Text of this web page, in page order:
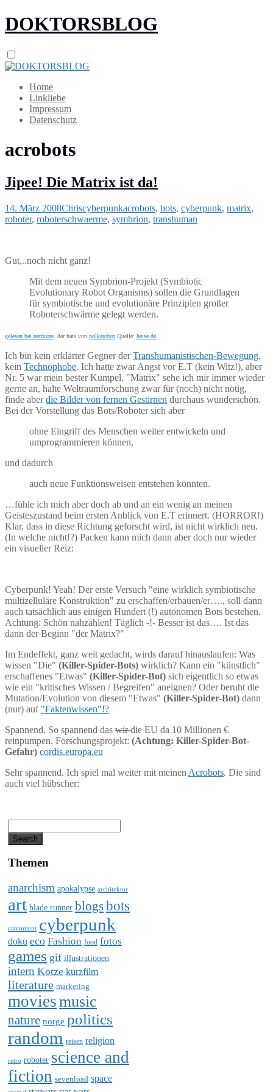
DOKTORSBLOG
Home
Linkliebe
Impressum
Datenschutz
acrobots
Jipee! Die Matrix ist da!
14. März 2008Chriscyberpunkacrobots, bots, cyberpunk, matrix,
roboter, roboterschwaerme, symbrion, transhuman
Gut,..noch nicht ganz!
Mit dem neuen Symbrion-Projekt (Symbiotic
Evolutionary Robot Organisms) sollen die Grundlagen
für symbiotische und evolutionäre Prinzipien großer
Roboterschwärme gelegt werden.
gelesen bei nerdcore . der hats von polkarobot Quelle: heise.de
Ich bin kein erklärter Gegner derTranshumanistischen-Bewegung,
kein Technophobe. Ich hatte zwar Angst vor E.T (kein Witz!), aber
Nr. 5 war mein bester Kumpel. "Matrix" sehe ich mir immer wieder
gerne an, halte Weltraumforschung zwar für (noch) nicht nötig,
finde aberdie Bilder von fernen Gestirnen durchaus wunderschön.
Bei der Vorstellung das Bots/Roboter sich aber
ohne Eingriff des Menschen weiter entwickeln und
umprogrammieren können,
und dadurch
auch neue Funktionsweisen entstehen könnten.
…fühle ich mich aber doch ab und an ein wenig an meinen
Geisteszustand beim ersten Anblick von E.T erinnert. (HORROR!)
Klar, dass in diese Richtung geforscht wird, ist nicht wirklich neu.
(In welche nicht!?) Packen kann mich dann aber doch nur wieder
ein visueller Reiz:
Cyberpunk! Yeah! Der erste Versuch "eine wirklich symbiotische
multizelluläre Konstruktion" zu erschaffen/erbauen/er…., soll dann
auch tatsächlich aus einigen Hundert (!) autonomen Bots bestehen.
Achtung: Schön nahzählen! Täglich -!- Besser ist das…. Ist das
dann der Beginn "der Matrix?"
Im Endeffekt, ganz weit gedacht, wirds darauf hinauslaufen: Was
wissen "Die" (Killer-Spider-Bots) wirklich? Kann ein "künstlich"
erschaffenes "Etwas" (Killer-Spider-Bot) sich eigentlich so etwas
wie ein "kritisches Wissen / Begreifen" aneignen? Oder beruht die
Mutation/Evolution von diesem "Etwas" (Killer-Spider-Bot) dann
(nur) auf "Faktenwissen"!?
Spannend. So spannend das wirdie EU da 10 Millionen €
reinpumpen. Forschungsprojekt: (Achtung: Killer-Spider-Bot-
Gefahr) cordis.europa.eu
Sehr spannend. Ich spiel mal weiter mit meinen Acrobots. Die sind
auch viel hübscher:
Themen
anarchism apokalypse architektur
art blade runner blogsbots
catcontent cyberpunk
doku eco Fashion food fotos
games gif illustrationen
intern Kotze kurzfilm
literature marketing
moviesmusic
nature norge politics
random reisen religion
retro roboter science and
fiction sevenload space